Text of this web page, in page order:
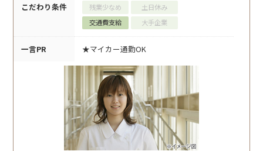
こだわり条件
残業少なめ
土日休み
交通費支給
大手企業
一言PR ★マイカー通勤OK